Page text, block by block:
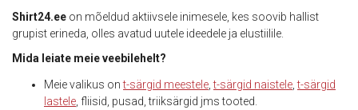
Shirt24.ee on mõeldud aktiivsele inimesele, kes soovib hallist
grupist erineda, olles avatud uutele ideedele ja elustiilile.
Mida leiate meie veebilehelt?
Meie valikus ont-särgid meestele ,t-särgid naistele ,t-särgid
lastele , fliisid, pusad, triiksärgid jms tooted.